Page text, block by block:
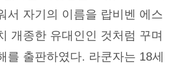
서 자기의 이름을 랍비벤 에스
개종한 유대인인 것처럼 꾸며
를 출판하였다. 라쿤자는 18세